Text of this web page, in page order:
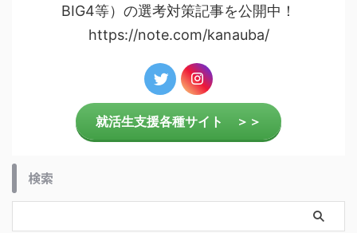
BIG4等）の選考対策記事を公開中！
https://note.com/kanauba/
就活生支援各種サイト ＞＞
検索